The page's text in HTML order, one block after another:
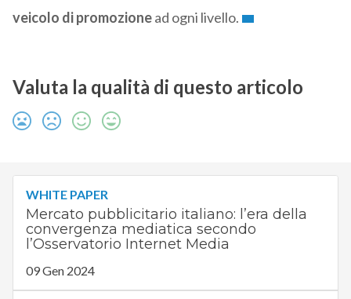
veicolo di promozionead ogni livello.
Valuta la qualità di questo articolo
WHITE PAPER
Mercato pubblicitario italiano: l’era della
convergenza mediatica secondo
l’Osservatorio Internet Media
09 Gen 2024